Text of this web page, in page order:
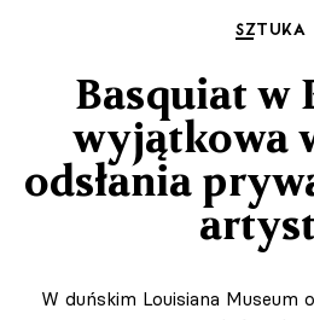
SZTUKA
Basquiat w
wyjątkowa
odsłania
W duńskim Louisiana Museum